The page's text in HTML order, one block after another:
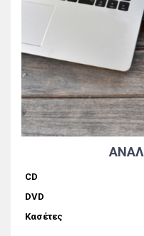
CD
DVD
Κασέτες